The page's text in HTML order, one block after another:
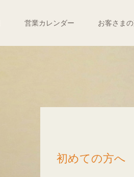
営業カレンダー お客さま
初めての方へ